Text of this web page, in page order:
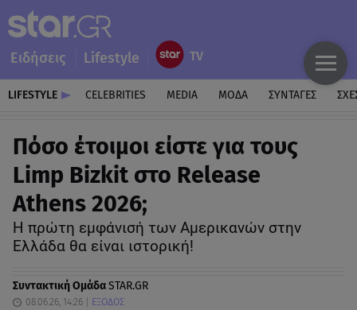
Ειδήσεις Lifestyle
LIFESTYLE CELEBRITIES MEDIA ΜΟΔΑ ΣΥΝΤΑΓΕΣ
Πόσο έτοιμοι είστε για τους
Limp Bizkit στο Release
Athens 2026;
Η πρώτη εμφάνισή των Αμερικανών στην
Ελλάδα θα είναι ιστορική!
Συντακτική ΟμάδαSTAR.GR
08.06.26, 14:26 ΕΞΟΔΟΣ